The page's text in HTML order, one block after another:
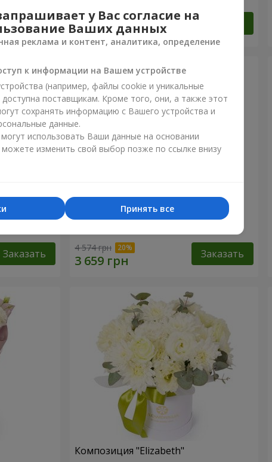
Заказать 3 284 грн
Заказать
Букет "Magic Rose"
4 574 грн Заказать
Композиция "Elizabeth"
у Вас согласие на
Ваших данных
реклама и контент, аналитика, определение
к информации на Вашем устройстве
(например, файлы cookie и уникальные
поставщикам. Кроме того, они, а также этот
сохранять информацию с Вашего устройства и
данные.
использовать Ваши данные на основании
изменить свой выбор позже по ссылке внизу
Принять все